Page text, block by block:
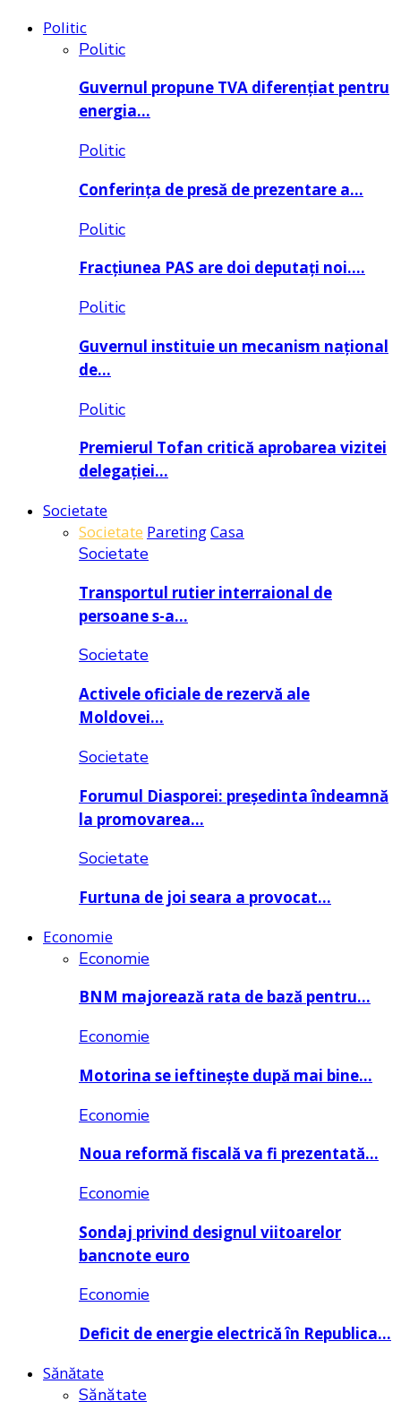
Politic
Politic
Guvernul propune TVA diferențiat pentru
energia…
Politic
Conferința de presă de prezentare a…
Politic
Fracțiunea PAS are doi deputați noi….
Politic
Guvernul instituie un mecanism național
de…
Politic
Premierul Tofan critică aprobarea vizitei
delegației…
Societate
Societate ParetingCasa
Societate
Transportul rutier interraional de
persoane s-a…
Societate
Activele oficiale de rezervă ale
Moldovei…
Societate
Forumul Diasporei: președinta îndeamnă
la promovarea…
Societate
Furtuna de joi seara a provocat…
Economie
Economie
BNM majorează rata de bază pentru…
Economie
Motorina se ieftinește după mai bine…
Economie
Noua reformă fiscală va fi prezentată…
Economie
Sondaj privind designul viitoarelor
bancnote euro
Economie
Deficit de energie electrică în Republica…
Sănătate
Sănătate